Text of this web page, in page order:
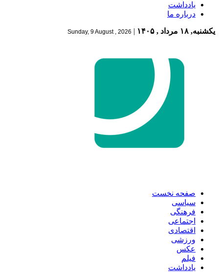
یادداشت
درباره ما
یکشنبه, ۱۸ مرداد , ۱۴۰۵ |
Sunday, 9 August , 2026
صفحه نخست
سیاسی
فرهنگی
اجتماعی
اقتصادی
ورزشی
عکس
فیلم
یادداشت